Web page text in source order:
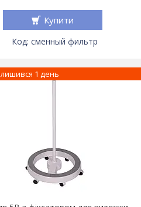
Купити
сменный фильтр
1 день